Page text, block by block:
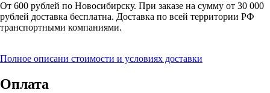
От 600 рублей по Новосибирску. При заказе на сумму от 30 000
рублей доставка бесплатна. Доставка по всей территории РФ
транспортными компаниями.
Полное описани стоимости и условиях доставки
Оплата